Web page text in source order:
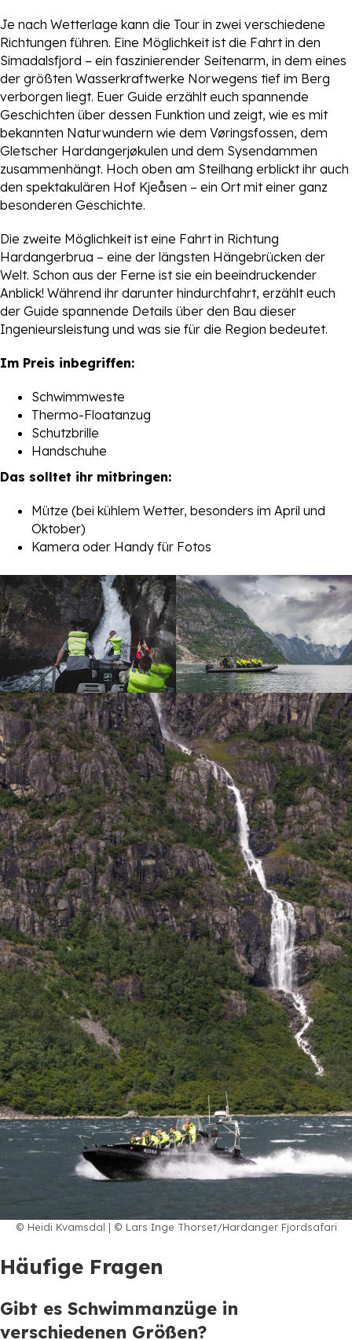
Je nach Wetterlage kann die Tour in zwei verschiedene
Richtungen führen. Eine Möglichkeit ist die Fahrt in den
Simadalsfjord – ein faszinierender Seitenarm, in dem eines
der größten Wasserkraftwerke Norwegens tief im Berg
verborgen liegt. Euer Guide erzählt euch spannende
Geschichten über dessen Funktion und zeigt, wie es mit
bekannten Naturwundern wie dem Vøringsfossen, dem
Gletscher Hardangerjøkulen und dem Sysendammen
zusammenhängt. Hoch oben am Steilhang erblickt ihr auch
den spektakulären Hof Kjeåsen – ein Ort mit einer ganz
besonderen Geschichte.
Die zweite Möglichkeit ist eine Fahrt in Richtung
Hardangerbrua – eine der längsten Hängebrücken der
Welt. Schon aus der Ferne ist sie ein beeindruckender
Anblick! Während ihr darunter hindurchfahrt, erzählt euch
der Guide spannende Details über den Bau dieser
Ingenieursleistung und was sie für die Region bedeutet.
Im Preis inbegriffen:
Schwimmweste
Thermo-Floatanzug
Schutzbrille
Handschuhe
Das solltet ihr mitbringen:
Mütze (bei kühlem Wetter, besonders im April und
Oktober)
Kamera oder Handy für Fotos
© Heidi Kvamsdal | © Lars Inge Thorset/Hardanger Fjordsafari
Häufige Fragen
Gibt es Schwimmanzüge in
verschiedenen Größen?